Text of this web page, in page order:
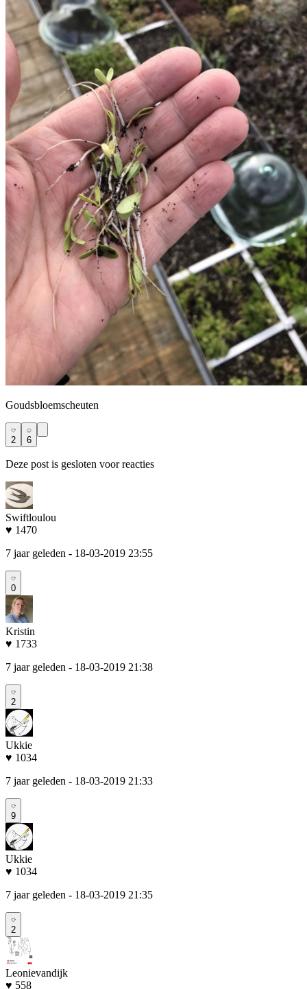
Goudsbloemscheuten
2 6
Deze post is gesloten voor reacties
Swiftloulou
♥ 1470
7 jaar geleden - 18-03-2019 23:55
0
Kristin
♥ 1733
7 jaar geleden - 18-03-2019 21:38
2
Ukkie
♥ 1034
7 jaar geleden - 18-03-2019 21:33
9
Ukkie
♥ 1034
7 jaar geleden - 18-03-2019 21:35
2
Leonievandijk
♥ 558